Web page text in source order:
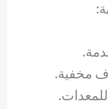
مخفية.
للمعدات.